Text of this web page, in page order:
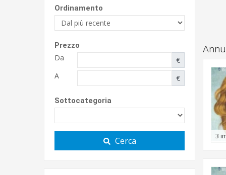
Ordinamento
Prezzo
Da
€
A
€
Sottocategoria
Cerca 3